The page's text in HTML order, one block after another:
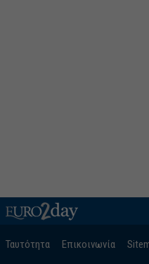
Ταυτότητα Επικοινωνία